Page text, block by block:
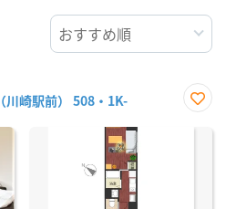
川崎駅前） 508・1K-
に入